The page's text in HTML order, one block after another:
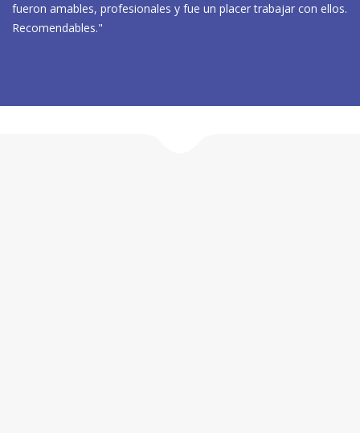
fueron amables, profesionales y fue un placer trabajar con ellos.
Recomendables."